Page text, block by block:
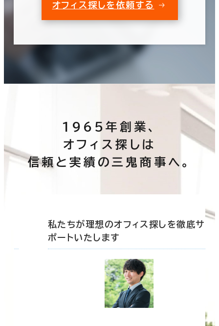
オフィス探しを依頼する
1965年創業、
オフィス探しは
信頼と実績の三鬼商事へ。
私たちが理想のオフィス探しを徹底サ
ポートいたします